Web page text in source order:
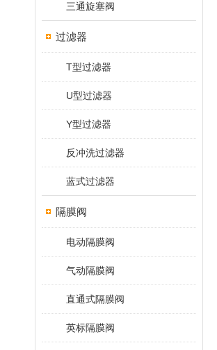
三通旋塞阀
过滤器
T型过滤器
U型过滤器
Y型过滤器
反冲洗过滤器
蓝式过滤器
隔膜阀
电动隔膜阀
气动隔膜阀
直通式隔膜阀
英标隔膜阀